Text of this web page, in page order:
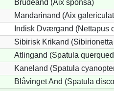
Brudeand (Aix sponsa)
Mandarinand (Aix
Indisk Dværgand (Nettapus
Sibirisk Krikand
Atlingand (Spatula
Kaneland (Spatula
Blåvinget And (Spatula